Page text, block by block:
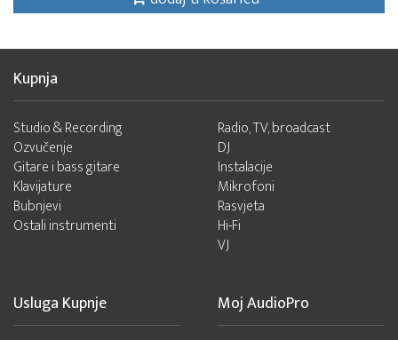
Kupnja
Studio & Recording
Ozvučenje
Gitare i bass gitare
Klavijature
Bubnjevi
Ostali instrumenti
Radio, TV, broadcast
DJ
Instalacije
Mikrofoni
Rasvjeta
Hi-Fi
VJ
Usluga Kupnje Moj AudioPro